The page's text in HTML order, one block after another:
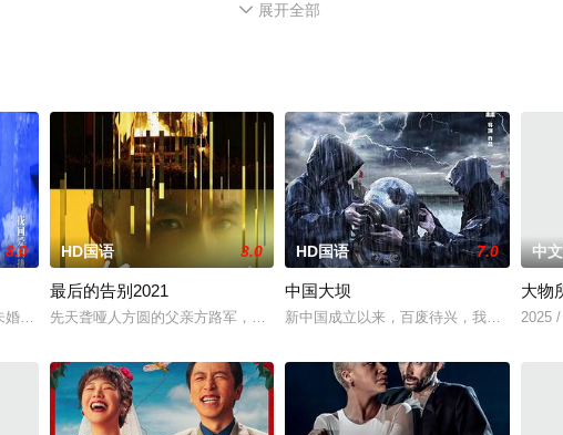
 展开全部
8.0
夫郝帅（张千 饰）送的订婚钻戒，于是决定逃婚。她来到陌生人般的父亲崔达成（
HD国语 3.0
最后的告别2021
先天聋哑人方圆的父亲方路军，患有精神疾病，失踪多年，近期，因犯杀人罪被
HD国语 7.0
中国大坝
新中国成立以来，百废待兴，我国长三角
中
大物
2025